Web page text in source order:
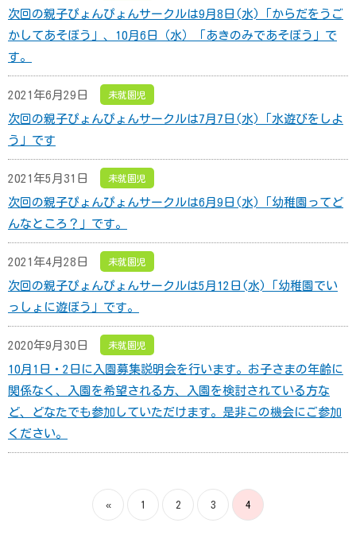
次回の親子ぴょんぴょんサークルは9月8日(水)「からだをうご
かしてあそぼう」、10月6日（水）「あきのみであそぼう」で
す。
2021年6月29日 未就園児
次回の親子ぴょんぴょんサークルは7月7日(水)「水遊びをしよ
う」です
2021年5月31日 未就園児
次回の親子ぴょんぴょんサークルは6月9日(水)「幼稚園ってど
んなところ？」です。
2021年4月28日 未就園児
次回の親子ぴょんぴょんサークルは5月12日(水)「幼稚園でい
っしょに遊ぼう」です。
2020年9月30日 未就園児
10月1日・2日に入園募集説明会を行います。お子さまの年齢に
関係なく、入園を希望される方、入園を検討されている方な
ど、どなたでも参加していただけます。是非この機会にご参加
ください。
« 1 2 3 4